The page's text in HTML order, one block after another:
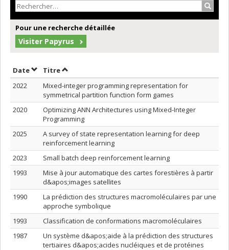
Pour une recherche détaillée
Visiter Papyrus
DateTrier par date en ordre croissant
TitreTrier par titre en ordre croissant
2022
Mixed-integer programming representation for
symmetrical partition function form games
2020
Optimizing ANN Architectures using Mixed-Integer
Programming
2025
A survey of state representation learning for deep
reinforcement learning
2023
Small batch deep reinforcement learning
1993
Mise à jour automatique des cartes forestières à partir
d&apos;images satellites
1990
La prédiction des structures macromoléculaires par une
approche symbolique
1993
Classification de conformations macromoléculaires
1987
Un système d&apos;aide à la prédiction des structures
tertiaires d&apos;acides nucléiques et de protéines